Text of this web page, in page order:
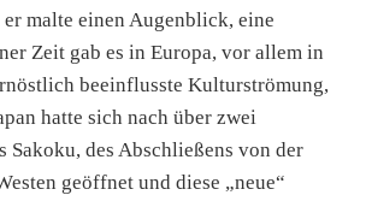
malte einen Augenblick, eine
Zeit gab es in Europa, vor allem in
beeinflusste Kulturströmung,
hatte sich nach über zwei
Sakoku, des Abschließens von der
geöffnet und diese „neue“